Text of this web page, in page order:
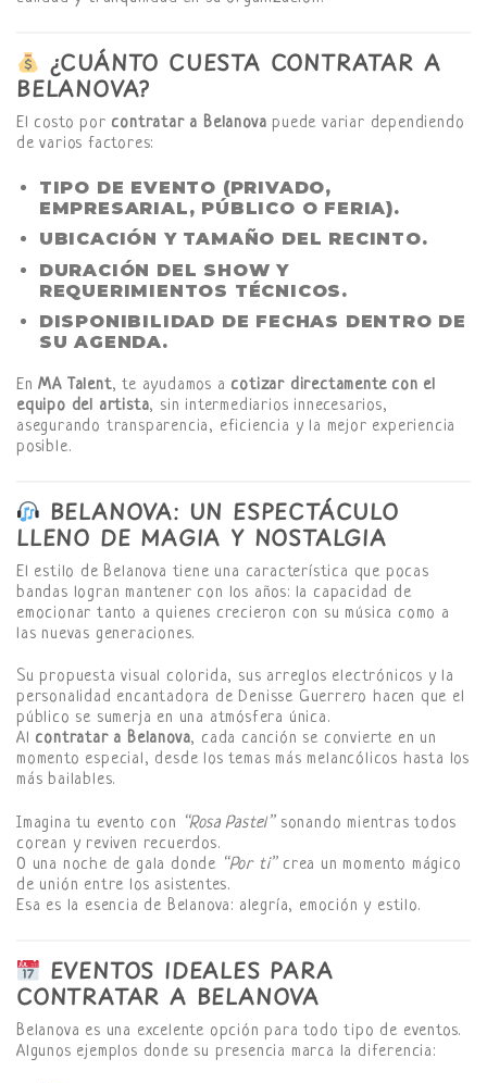
¿CUÁNTO CUESTA CONTRATAR A
BELANOVA?
El costo por contratar a Belanova puede variar dependiendo
de varios factores:
TIPO DE EVENTO (PRIVADO,
EMPRESARIAL, PÚBLICO O FERIA).
UBICACIÓN Y TAMAÑO DEL RECINTO.
DURACIÓN DEL SHOW Y
REQUERIMIENTOS TÉCNICOS.
DISPONIBILIDAD DE FECHAS DENTRO DE
SU AGENDA.
EnMA Talent, te ayudamos a cotizar directamente con el
equipo del artista, sin intermediarios innecesarios,
asegurando transparencia, eficiencia y la mejor experiencia
posible.
BELANOVA: UN ESPECTÁCULO
LLENO DE MAGIA Y NOSTALGIA
El estilo de Belanova tiene una característica que pocas
bandas logran mantener con los años: la capacidad de
emocionar tanto a quienes crecieron con su música como a
las nuevas generaciones.
Su propuesta visual colorida, sus arreglos electrónicos y la
personalidad encantadora de Denisse Guerrero hacen que el
público se sumerja en una atmósfera única.
Al contratar a Belanova, cada canción se convierte en un
momento especial, desde los temas más melancólicos hasta los
más bailables.
Imagina tu evento con “Rosa Pastel”sonando mientras todos
corean y reviven recuerdos.
O una noche de gala donde “Por ti”crea un momento mágico
de unión entre los asistentes.
Esa es la esencia de Belanova: alegría, emoción y estilo.
EVENTOS IDEALES PARA
CONTRATAR A BELANOVA
Belanova es una excelente opción para todo tipo de eventos.
Algunos ejemplos donde su presencia marca la diferencia: